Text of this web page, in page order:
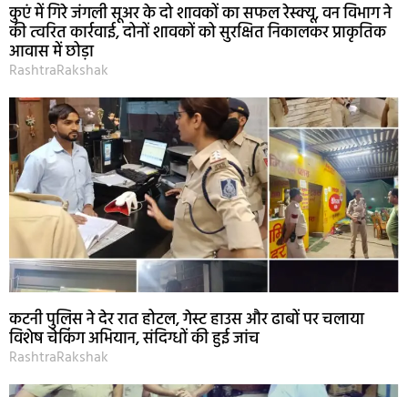
कुएं में गिरे जंगली सूअर के दो शावकों का सफल रेस्क्यू, वन विभाग ने
की त्वरित कार्रवाई, दोनों शावकों को सुरक्षित निकालकर प्राकृतिक
आवास में छोड़ा
RashtraRakshak
कटनी पुलिस ने देर रात होटल, गेस्ट हाउस और ढाबों पर चलाया
विशेष चेकिंग अभियान, संदिग्धों की हुई जांच
RashtraRakshak